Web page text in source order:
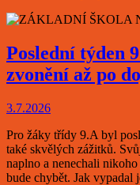
Poslední týden
zvonění až po
3.7.2026
Pro žáky třídy 9.A byl
také skvělých zážitků.
naplno a nenechali
bude chybět. Jak vypadal